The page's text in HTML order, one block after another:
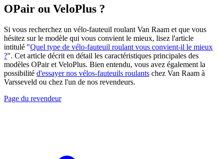
OPair ou VeloPlus ?
Si vous recherchez un vélo-fauteuil roulant Van Raam et que vous
hésitez sur le modèle qui vous convient le mieux, lisez l'article
intitulé "Quel type de vélo-fauteuil roulant vous convient-il le mieux
?". Cet article décrit en détail les caractéristiques principales des
modèles OPair et VeloPlus. Bien entendu, vous avez également la
possibilité d'essayer nos vélos-fauteuils roulants chez Van Raam à
Varsseveld ou chez l'un de nos revendeurs.
Page du revendeur